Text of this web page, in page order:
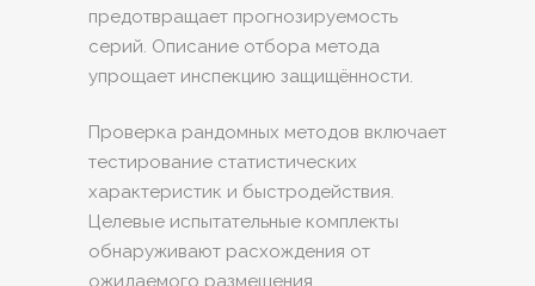
предотвращает прогнозируемость
серий. Описание отбора метода
упрощает инспекцию защищённости.
Проверка рандомных методов включает
тестирование статистических
характеристик и быстродействия.
Целевые испытательные комплекты
обнаруживают расхождения от
ожидаемого размещения.